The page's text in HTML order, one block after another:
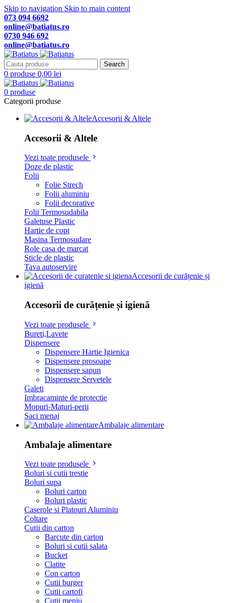
Skip to navigation Skip to main content
073 094 6692
online@batiatus.ro
0730 946 692
online@batiatus.ro
Search
0 produse 0,00 lei
0 produse
Categorii produse
Accesorii & Altele
Accesorii & Altele
Vezi toate produsele
Doze de plastic
Folii
Folie Strech
Folii aluminiu
Folii decorative
Folii Termosudabila
Galetuse Plastic
Hartie de copt
Masina Termosudare
Role casa de marcat
Sticle de plastic
Tava autoservire
Accesorii de curățenie și
igienă
Accesorii de curățenie și igienă
Vezi toate produsele
Bureti,Lavete
Dispensere
Dispensere Hartie Igienica
Dispensere prosoape
Dispensere sapun
Dispensere Servetele
Galeti
Imbracaminte de protectie
Mopuri-Maturi-perii
Saci menaj
Ambalaje alimentare
Ambalaje alimentare
Vezi toate produsele
Boluri si cutii trestie
Boluri supa
Boluri carton
Boluri plastic
Caserole si Platouri Aluminiu
Coltare
Cutii din carton
Barcute din carton
Boluri si cutii salata
Bucket
Clatite
Con carton
Cutii burger
Cutii cartofi
Cutii meniu